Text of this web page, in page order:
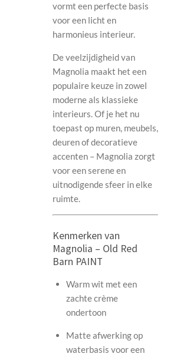
vormt een perfecte basis
voor een licht en
harmonieus interieur.
De veelzijdigheid van
Magnolia maakt het een
populaire keuze in zowel
moderne als klassieke
interieurs. Of je het nu
toepast op muren, meubels,
deuren of decoratieve
accenten – Magnolia zorgt
voor een serene en
uitnodigende sfeer in elke
ruimte.
Kenmerken van
Magnolia – Old Red
Barn PAINT
Warm wit met een
zachte crème
ondertoon
Matte afwerking op
waterbasis voor een